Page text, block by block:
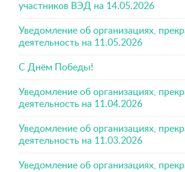
участников ВЭД на 14.05.2026
Уведомление об организациях,
деятельность на 11.05.2026
С Днём Победы!
Уведомление об организациях,
деятельность на 11.04.2026
Уведомление об организациях,
деятельность на 11.03.2026
Уведомление об организациях,